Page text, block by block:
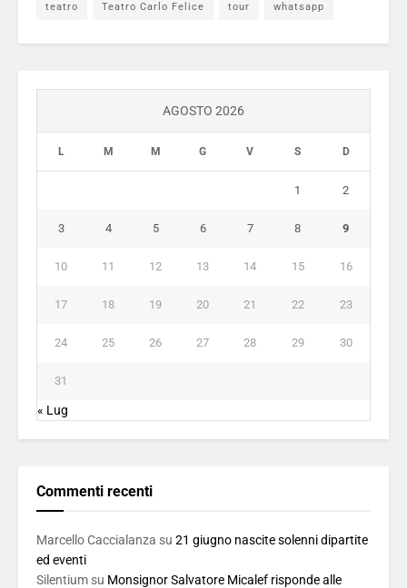
teatro Teatro Carlo Felice tour whatsapp
AGOSTO 2026
L M M G V S D
1 2
3 4 5 6 7 8 9
10 11 12 13 14 15 16
17 18 19 20 21 22 23
24 25 26 27 28 29 30
31
« Lug
Commenti recenti
Marcello Caccialanza su 21 giugno nascite solenni dipartite
ed eventi
Silentium su Monsignor Salvatore Micalef risponde alle